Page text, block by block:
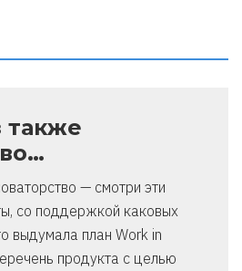
также
— смотри эти
со поддержкой каковых
выдумала план Work in
продукта с целью